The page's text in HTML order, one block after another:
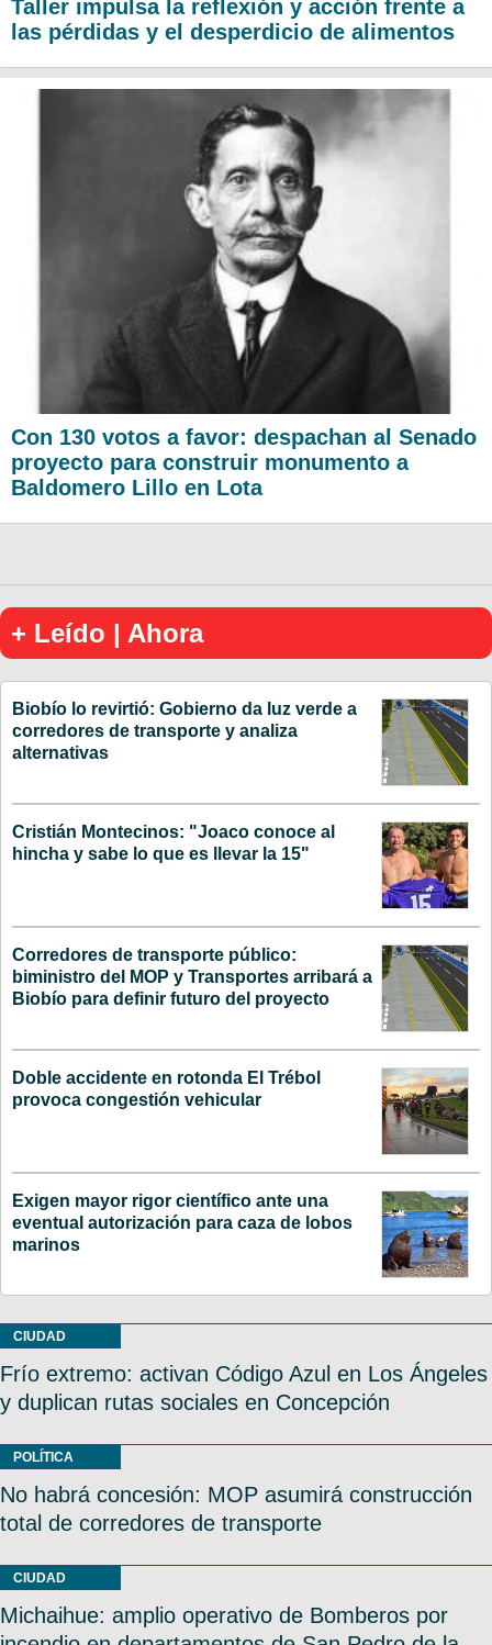
Taller impulsa la reflexión y acción frente a
las pérdidas y el desperdicio de alimentos
Con 130 votos a favor: despachan al Senado
proyecto para construir monumento a
Baldomero Lillo en Lota
+ Leído | Ahora
Biobío lo revirtió: Gobierno da luz verde a
corredores de transporte y analiza
alternativas
Cristián Montecinos: "Joaco conoce al
hincha y sabe lo que es llevar la 15"
Corredores de transporte público:
biministro del MOP y Transportes arribará a
Biobío para definir futuro del proyecto
Doble accidente en rotonda El Trébol
provoca congestión vehicular
Exigen mayor rigor científico ante una
eventual autorización para caza de lobos
marinos
CIUDAD
Frío extremo: activan Código Azul en Los Ángeles
y duplican rutas sociales en Concepción
POLÍTICA
No habrá concesión: MOP asumirá construcción
total de corredores de transporte
CIUDAD
Michaihue: amplio operativo de Bomberos por